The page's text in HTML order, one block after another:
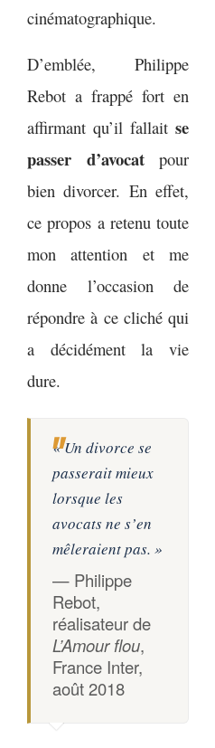
cinématographique.
D’emblée, Philippe
Rebot a frappé fort en
affirmant qu’il fallait se
passer d’avocatpour
bien divorcer. En effet,
ce propos a retenu toute
mon attention et me
donne l’occasion de
répondre à ce cliché qui
a décidément la vie
dure.
« Un divorce se
passerait mieux
lorsque les
avocats ne s’en
mêleraient pas. »
— Philippe
Rebot,
réalisateur de
L’Amour flou,
France Inter,
août 2018